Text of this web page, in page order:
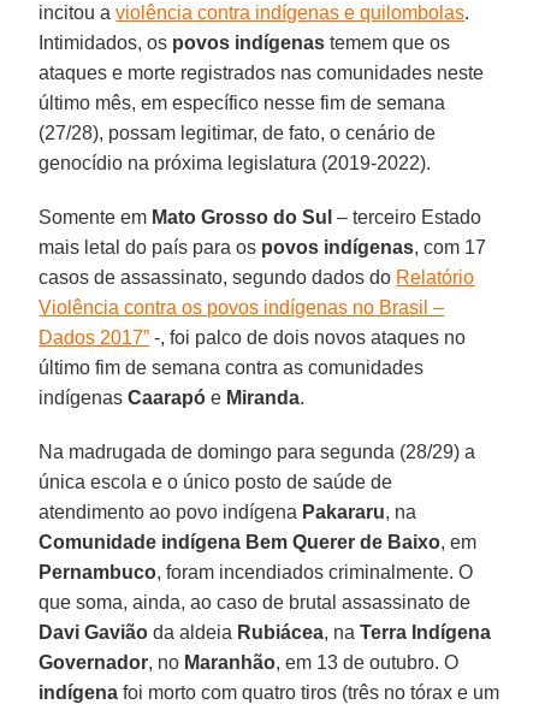
incitou aviolência contra indígenas e quilombolas.
Intimidados, os povos indígenas temem que os
ataques e morte registrados nas comunidades neste
último mês, em específico nesse fim de semana
(27/28), possam legitimar, de fato, o cenário de
genocídio na próxima legislatura (2019-2022).
Somente em Mato Grosso do Sul – terceiro Estado
mais letal do país para os povos indígenas, com 17
casos de assassinato, segundo dados do Relatório
Violência contra os povos indígenas no Brasil –
Dados 2017” -, foi palco de dois novos ataques no
último fim de semana contra as comunidades
indígenasCaarapó e Miranda.
Na madrugada de domingo para segunda (28/29) a
única escola e o único posto de saúde de
atendimento ao povo indígena Pakararu, na
Comunidade indígena Bem Querer de Baixo, em
Pernambuco, foram incendiados criminalmente. O
que soma, ainda, ao caso de brutal assassinato de
Davi Gavião da aldeia Rubiácea, naTerra Indígena
Governador, no Maranhão, em 13 de outubro. O
indígena foi morto com quatro tiros (três no tórax e um